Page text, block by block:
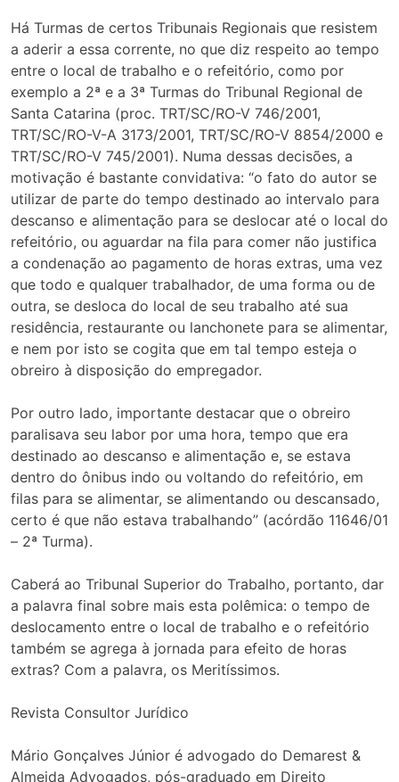
Há Turmas de certos Tribunais Regionais que resistem
a aderir a essa corrente, no que diz respeito ao tempo
entre o local de trabalho e o refeitório, como por
exemplo a 2ª e a 3ª Turmas do Tribunal Regional de
Santa Catarina (proc. TRT/SC/RO-V 746/2001,
TRT/SC/RO-V-A 3173/2001, TRT/SC/RO-V 8854/2000 e
TRT/SC/RO-V 745/2001). Numa dessas decisões, a
motivação é bastante convidativa: “o fato do autor se
utilizar de parte do tempo destinado ao intervalo para
descanso e alimentação para se deslocar até o local do
refeitório, ou aguardar na fila para comer não justifica
a condenação ao pagamento de horas extras, uma vez
que todo e qualquer trabalhador, de uma forma ou de
outra, se desloca do local de seu trabalho até sua
residência, restaurante ou lanchonete para se alimentar,
e nem por isto se cogita que em tal tempo esteja o
obreiro à disposição do empregador.
Por outro lado, importante destacar que o obreiro
paralisava seu labor por uma hora, tempo que era
destinado ao descanso e alimentação e, se estava
dentro do ônibus indo ou voltando do refeitório, em
filas para se alimentar, se alimentando ou descansado,
certo é que não estava trabalhando” (acórdão 11646/01
– 2ª Turma).
Caberá ao Tribunal Superior do Trabalho, portanto, dar
a palavra final sobre mais esta polêmica: o tempo de
deslocamento entre o local de trabalho e o refeitório
também se agrega à jornada para efeito de horas
extras? Com a palavra, os Meritíssimos.
Revista Consultor Jurídico
Mário Gonçalves Júnior é advogado do Demarest &
Almeida Advogados, pós-graduado em Direito